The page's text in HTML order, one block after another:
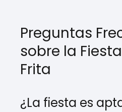
Preguntas
sobre la
Frita
¿La fiesta es